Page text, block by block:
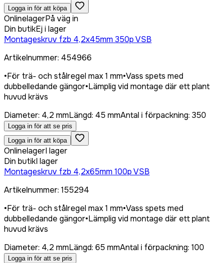
Logga in för att köpa
OnlinelagerPå väg in
Din butikEj i lager
Montageskruv fzb 4,2x45mm 350p VSB
Artikelnummer: 454966
•För trä- och stålregel max 1 mm•Vass spets med
dubbelledande gängor•Lämplig vid montage där ett plant
huvud krävs
Diameter: 4,2 mmLängd: 45 mmAntal i förpackning: 350
Logga in för att se pris
Logga in för att köpa
OnlinelagerI lager
Din butikI lager
Montageskruv fzb 4,2x65mm 100p VSB
Artikelnummer: 155294
•För trä- och stålregel max 1 mm•Vass spets med
dubbelledande gängor•Lämplig vid montage där ett plant
huvud krävs
Diameter: 4,2 mmLängd: 65 mmAntal i förpackning: 100
Logga in för att se pris